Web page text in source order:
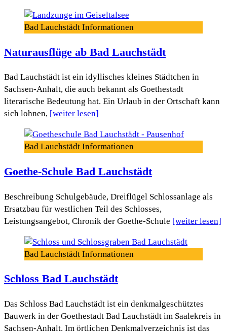
Bad Lauchstädt Informationen
Naturausflüge ab Bad Lauchstädt
Bad Lauchstädt ist ein idyllisches kleines Städtchen in
Sachsen-Anhalt, die auch bekannt als Goethestadt
literarische Bedeutung hat. Ein Urlaub in der Ortschaft kann
sich lohnen, [weiter lesen]
Bad Lauchstädt Informationen
Goethe-Schule Bad Lauchstädt
Beschreibung Schulgebäude, Dreiflügel Schlossanlage als
Ersatzbau für westlichen Teil des Schlosses,
Leistungsangebot, Chronik der Goethe-Schule [weiter lesen]
Bad Lauchstädt Informationen
Schloss Bad Lauchstädt
Das Schloss Bad Lauchstädt ist ein denkmalgeschütztes
Bauwerk in der Goethestadt Bad Lauchstädt im Saalekreis in
Sachsen-Anhalt. Im örtlichen Denkmalverzeichnis ist das